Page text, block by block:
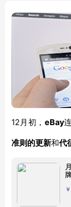
12月初， eBay
准则的更新和代
￥